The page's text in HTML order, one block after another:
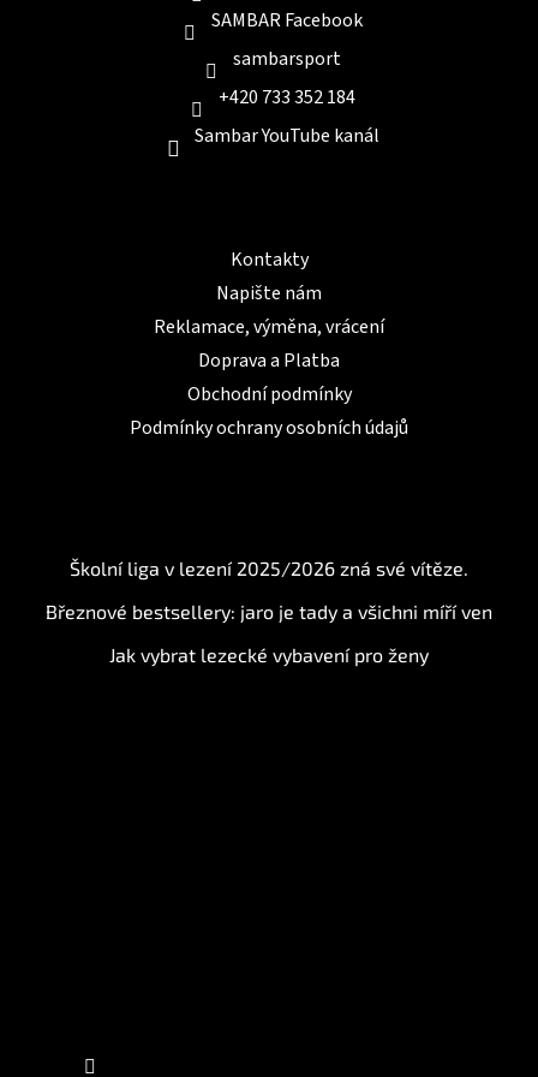
SAMBAR Facebook
sambarsport
+420 733 352 184
Sambar YouTube kanál
Kontakty
Napište nám
Reklamace, výměna, vrácení
Doprava a Platba
Obchodní podmínky
Podmínky ochrany osobních údajů
Školní liga v lezení 2025/2026 zná své vítěze.
Březnové bestsellery: jaro je tady a všichni míří ven
Jak vybrat lezecké vybavení pro ženy